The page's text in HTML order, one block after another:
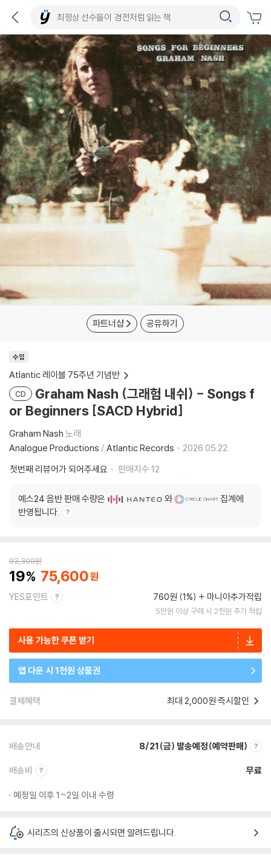
파트너샵 공유하기
수입
Atlantic 레이블 75주년 기념반
CD
Graham Nash (그래험 내쉬) - Songs f
or Beginners [SACD Hybrid]
Graham Nash 노래
Analogue Productions / Atlantic Records
2026.05.22.
첫번째 리뷰어가 되어주세요
판매지수 12
예스24 음반 판매 수량은 와
집계에
반영됩니다.
93,300원
19 75,600
YES포인트 760원 (1%) 마니아추가적립
5만원 이상 구매 시 2천원 추가 적립
사용 가능한 쿠폰 받기
앱 다운 시 1천원 상품권
결제혜택 최대 2,000원 즉시할인
배송안내 8/21(금) 발송예정(예약판매)
배송비 무료
예정일 이후 1~2일 이내 수령
시리즈의 신상품이 출시되면 알려드립니다.